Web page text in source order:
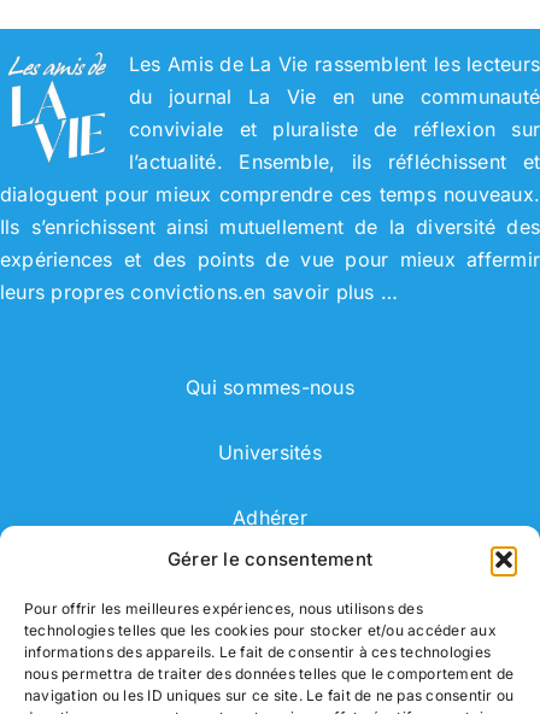
Gérer le consentement
Pour offrir les meilleures expériences, nous utilisons des
technologies telles que les cookies pour stocker et/ou accéder aux
informations des appareils. Le fait de consentir à ces technologies
nous permettra de traiter des données telles que le comportement de
navigation ou les ID uniques sur ce site. Le fait de ne pas consentir ou
Les Amis de La Vie rassemblent les lecteurs
du journal La Vie en une communauté
conviviale et pluraliste de réflexion sur
l’actualité. Ensemble, ils réfléchissent et
dialoguent pour mieux comprendre ces temps nouveaux.
Ils s’enrichissent ainsi mutuellement de la diversité des
expériences et des points de vue pour mieux affermir
leurs propres convictions.en savoir plus …
Qui sommes-nous
Universités
Adhérer
Correspondant